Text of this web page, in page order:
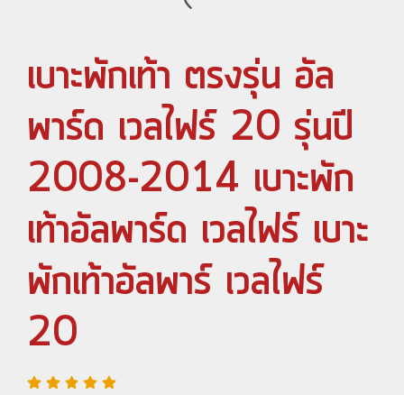
เบาะพักเท้า ตรงรุ่น อัล
พาร์ด เวลไฟร์ 20 รุ่นปี
2008-2014 เบาะพัก
เท้าอัลพาร์ด เวลไฟร์ เบาะ
พักเท้าอัลพาร์ เวลไฟร์
20